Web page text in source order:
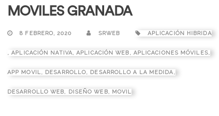
MOVILES GRANADA
8 FEBRERO, 2020 SRWEB APLICACIÓN HIBRIDA
,APLICACIÓN NATIVA,APLICACIÓN WEB, APLICACIONES MÓVILES,
APP MOVIL, DESARROLLO, DESARROLLO A LA MEDIDA,
DESARROLLO WEB, DISEÑO WEB, MOVIL